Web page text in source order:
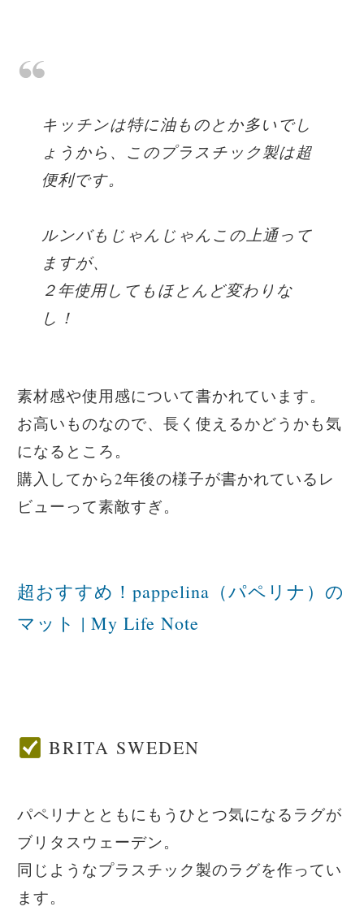
キッチンは特に油ものとか多いでし
ょうから、このプラスチック製は超
便利です。
ルンバもじゃんじゃんこの上通って
ますが、
２年使用してもほとんど変わりな
し！
素材感や使用感について書かれています。
お高いものなので、長く使えるかどうかも気
になるところ。
購入してから2年後の様子が書かれているレ
ビューって素敵すぎ。
超おすすめ！pappelina（パペリナ）の
マット | My Life Note
BRITA SWEDEN
パペリナとともにもうひとつ気になるラグが
ブリタスウェーデン。
同じようなプラスチック製のラグを作ってい
ます。